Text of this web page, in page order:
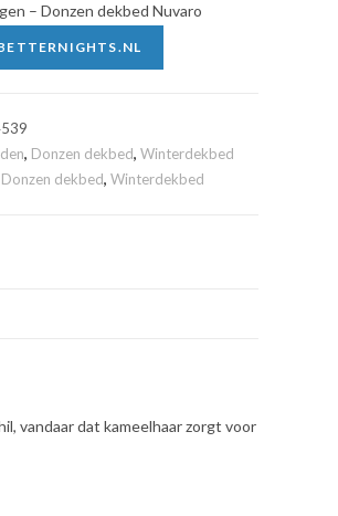
– Donzen dekbed Nuvaro
, Donzen dekbed,Winterdekbed
Donzen dekbed,Winterdekbed
vandaar dat kameelhaar zorgt voor